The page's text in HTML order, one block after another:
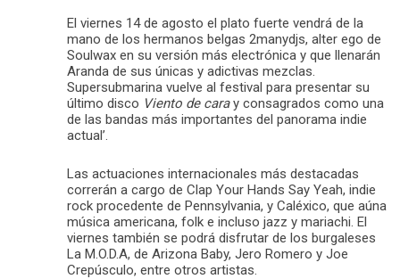
El viernes 14 de agosto el plato fuerte vendrá de la
mano de los hermanos belgas 2manydjs, alter ego de
Soulwax en su versión más electrónica y que llenarán
Aranda de sus únicas y adictivas mezclas.
Supersubmarina vuelve al festival para presentar su
último disco Viento de caray consagrados como una
de las bandas más importantes del panorama indie
actual’.
Las actuaciones internacionales más destacadas
correrán a cargo de Clap Your Hands Say Yeah, indie
rock procedente de Pennsylvania, y Caléxico, que aúna
música americana, folk e incluso jazz y mariachi. El
viernes también se podrá disfrutar de los burgaleses
La M.O.D.A, de Arizona Baby, Jero Romero y Joe
Crepúsculo, entre otros artistas.